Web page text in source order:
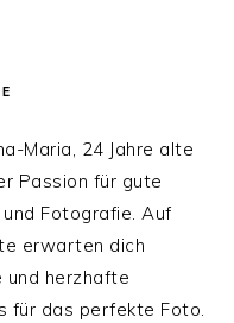
Maria, 24 Jahre alte
Passion für gute
und Fotografie. Auf
erwarten dich
und herzhafte
für das perfekte Foto.